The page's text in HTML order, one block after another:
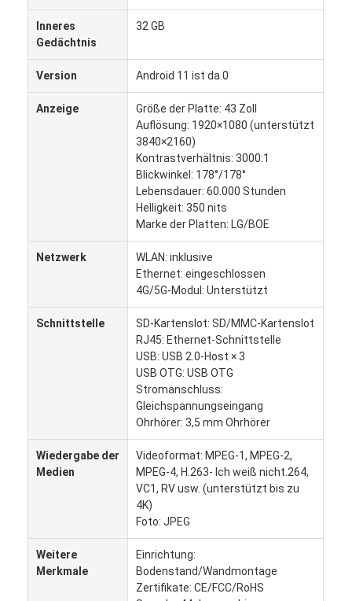
Werksbesichtigung
Kontaktieren Sie uns
Plaudern Sie Jetzt
Digitale LCD-Signatur für Innenräume
Lcd-digitale Beschilderung im Freien
Boden, der lcd-digitale Beschilderung steht
Inneres
Gedächtnis
32 GB
Version Android 11 ist da.0
Anzeige
Größe der Platte: 43 Zoll
Auflösung: 1920×1080 (unterstützt
3840×2160)
Kontrastverhältnis: 3000:1
Blickwinkel: 178°/178°
Lebensdauer: 60.000 Stunden
Helligkeit: 350 nits
Marke der Platten: LG/BOE
Netzwerk
WLAN: inklusive
Ethernet: eingeschlossen
4G/5G-Modul: Unterstützt
Schnittstelle
SD-Kartenslot: SD/MMC-Kartenslot
RJ45: Ethernet-Schnittstelle
USB: USB 2.0-Host × 3
USB OTG: USB OTG
Stromanschluss:
Gleichspannungseingang
Ohrhörer: 3,5 mm Ohrhörer
Wiedergabe der
Medien
Videoformat: MPEG-1, MPEG-2,
MPEG-4, H.263- Ich weiß nicht.264,
VC1, RV usw. (unterstützt bis zu
4K)
Foto: JPEG
Weitere
Merkmale
Einrichtung:
Bodenstand/Wandmontage
Zertifikate: CE/FCC/RoHS